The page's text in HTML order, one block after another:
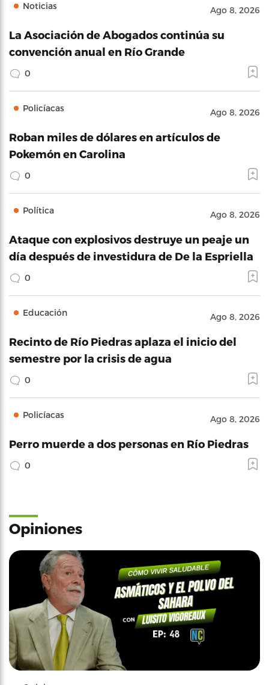
Noticias Ago 8, 2026
La Asociación de Abogados continúa su
convención anual en Río Grande
0
Policíacas Ago 8, 2026
Roban miles de dólares en artículos de
Pokemón en Carolina
0
Política Ago 8, 2026
Ataque con explosivos destruye un peaje un
día después de investidura de De la Espriella
0
Educación Ago 8, 2026
Recinto de Río Piedras aplaza el inicio del
semestre por la crisis de agua
0
Policíacas Ago 8, 2026
Perro muerde a dos personas en Río Piedras
0
Opiniones